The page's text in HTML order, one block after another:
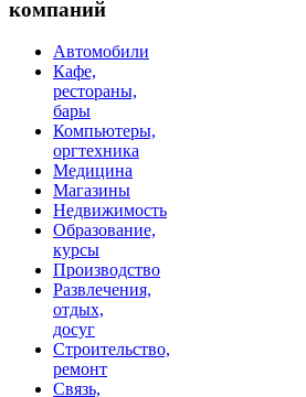
компаний
Автомобили
Кафе,
рестораны,
бары
Компьютеры,
оргтехника
Медицина
Магазины
Недвижимость
Образование,
курсы
Производство
Развлечения,
отдых,
досуг
Строительство,
ремонт
Связь,